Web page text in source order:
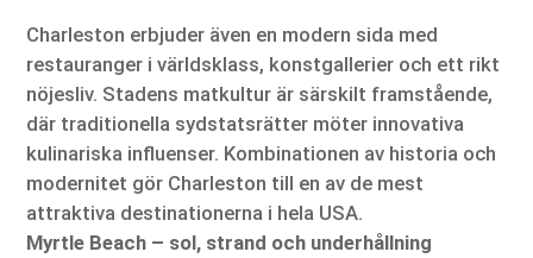
Charleston erbjuder även en modern sida med
restauranger i världsklass, konstgallerier och ett rikt
nöjesliv. Stadens matkultur är särskilt framstående,
där traditionella sydstatsrätter möter innovativa
kulinariska influenser. Kombinationen av historia och
modernitet gör Charleston till en av de mest
attraktiva destinationerna i hela USA.
Myrtle Beach – sol, strand och underhållning